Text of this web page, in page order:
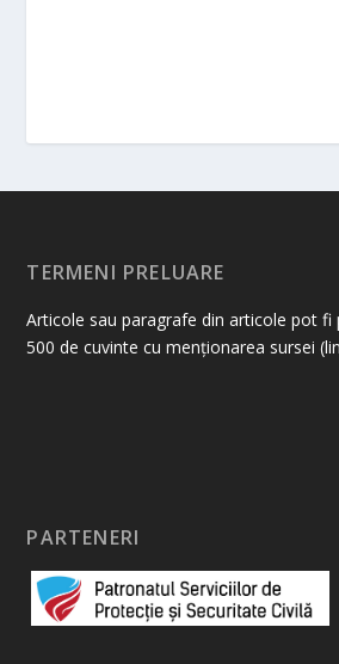
TERMENI PRELUARE
Articole sau paragrafe din articole pot fi
500 de cuvinte cu menționarea sursei
PARTENERI